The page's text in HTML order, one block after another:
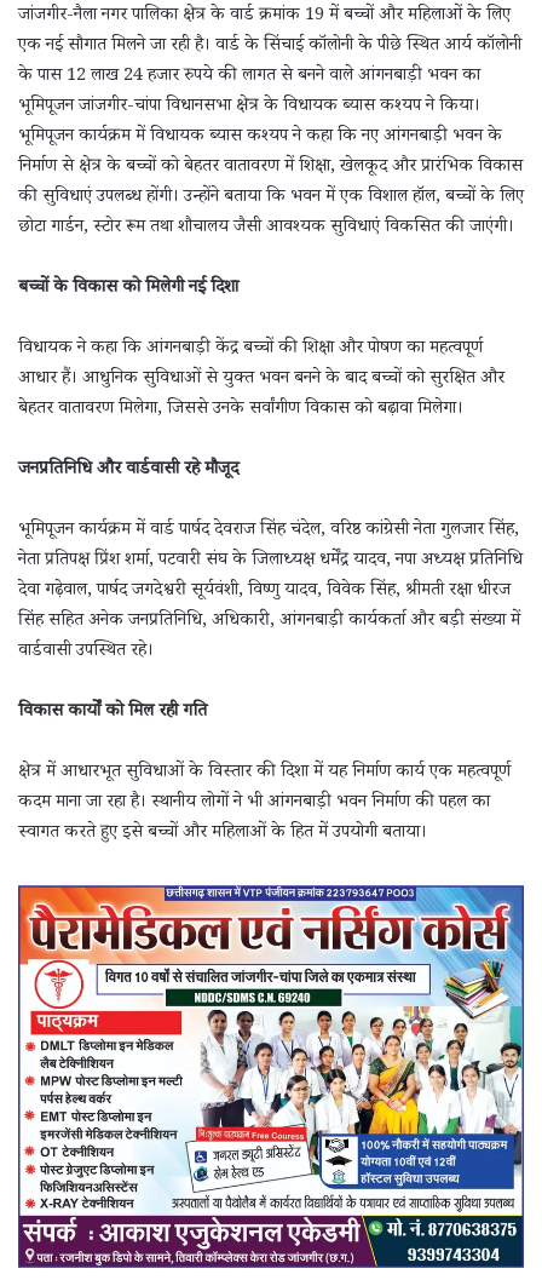
जांजगीर-नैला नगर पालिका क्षेत्र के वार्ड क्रमांक 19 में बच्चों और महिलाओं के लिए
एक नई सौगात मिलने जा रही है। वार्ड के सिंचाई कॉलोनी के पीछे स्थित आर्य कॉलोनी
के पास 12 लाख 24 हजार रुपये की लागत से बनने वाले आंगनबाड़ी भवन का
भूमिपूजन जांजगीर-चांपा विधानसभा क्षेत्र के विधायक ब्यास कश्यप ने किया।
भूमिपूजन कार्यक्रम में विधायक ब्यास कश्यप ने कहा कि नए आंगनबाड़ी भवन के
निर्माण से क्षेत्र के बच्चों को बेहतर वातावरण में शिक्षा, खेलकूद और प्रारंभिक विकास
की सुविधाएं उपलब्ध होंगी। उन्होंने बताया कि भवन में एक विशाल हॉल, बच्चों के लिए
छोटा गार्डन, स्टोर रूम तथा शौचालय जैसी आवश्यक सुविधाएं विकसित की जाएंगी।
बच्चों के विकास को मिलेगी नई दिशा
विधायक ने कहा कि आंगनबाड़ी केंद्र बच्चों की शिक्षा और पोषण का महत्वपूर्ण
आधार हैं। आधुनिक सुविधाओं से युक्त भवन बनने के बाद बच्चों को सुरक्षित और
बेहतर वातावरण मिलेगा, जिससे उनके सर्वांगीण विकास को बढ़ावा मिलेगा।
जनप्रतिनिधि और वार्डवासी रहे मौजूद
भूमिपूजन कार्यक्रम में वार्ड पार्षद देवराज सिंह चंदेल, वरिष्ठ कांग्रेसी नेता गुलजार सिंह,
नेता प्रतिपक्ष प्रिंश शर्मा, पटवारी संघ के जिलाध्यक्ष धर्मेंद्र यादव, नपा अध्यक्ष प्रतिनिधि
देवा गढ़ेवाल, पार्षद जगदेश्वरी सूर्यवंशी, विष्णु यादव, विवेक सिंह, श्रीमती रक्षा धीरज
सिंह सहित अनेक जनप्रतिनिधि, अधिकारी, आंगनबाड़ी कार्यकर्ता और बड़ी संख्या में
वार्डवासी उपस्थित रहे।
विकास कार्यों को मिल रही गति
क्षेत्र में आधारभूत सुविधाओं के विस्तार की दिशा में यह निर्माण कार्य एक महत्वपूर्ण
कदम माना जा रहा है। स्थानीय लोगों ने भी आंगनबाड़ी भवन निर्माण की पहल का
स्वागत करते हुए इसे बच्चों और महिलाओं के हित में उपयोगी बताया।